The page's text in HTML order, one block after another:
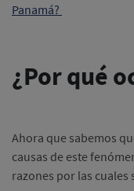
Panamá?
¿Por qué
Ahora que sabemos
causas de este
razones por las